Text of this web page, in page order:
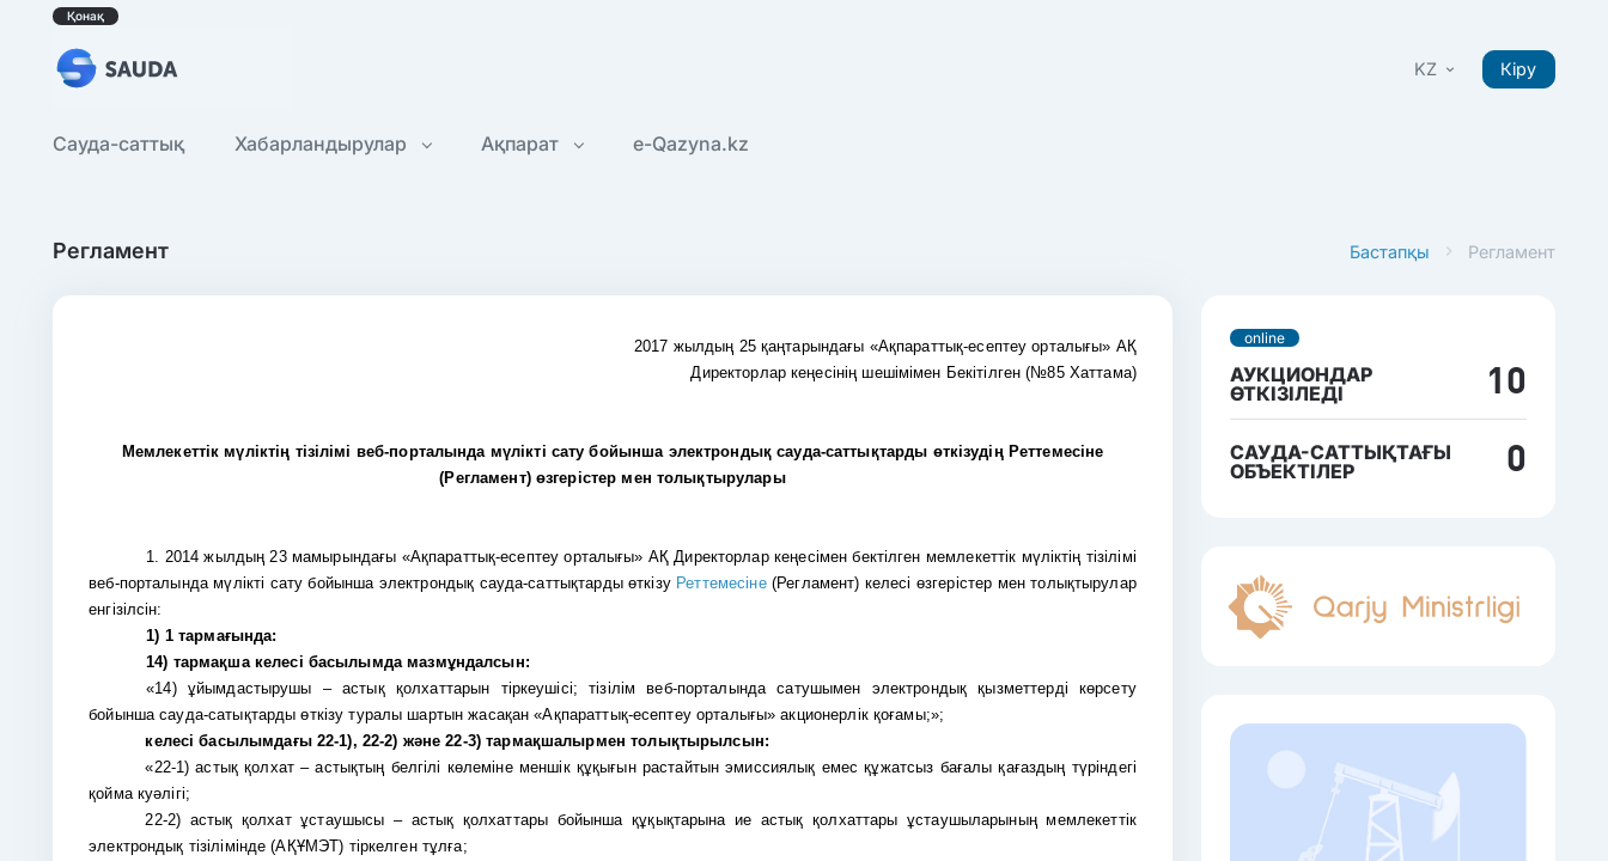
Қонақ
KZ Кіру
Сауда-саттық Хабарландырулар Ақпарат e-Qazyna.kz
Бастапқы Регламент
Регламент
2017 жылдың 25 қаңтарындағы «Ақпараттық-есептеу орталығы» АҚ
Директорлар кеңесінің шешімімен Бекітілген (№85 Хаттама)
Мемлекеттік мүліктің тізілімі веб-порталында мүлікті сату бойынша электрондық сауда-саттықтарды өткізудің Реттемесіне
(Регламент) өзгерістер мен толықтырулары
1. 2014 жылдың 23 мамырындағы «Ақпараттық-есептеу орталығы» АҚ Директорлар кеңесімен бектілген мемлекеттік мүліктің тізілімі
веб-порталында мүлікті сату бойынша электрондық сауда-саттықтарды өткізу Реттемесіне(Регламент) келесі өзгерістер мен толықтырулар
енгізілсін:
1) 1 тармағында:
14) тармақша келесі басылымда мазмұндалсын:
«14) ұйымдастырушы – астық қолхаттарын тіркеушісі; тізілім веб-порталында сатушымен электрондық қызметтерді көрсету
бойынша сауда-сатықтарды өткізу туралы шартын жасақан «Ақпараттық-есептеу орталығы» акционерлік қоғамы;»;
келесі басылымдағы 22-1), 22-2) және 22-3) тармақшалырмен толықтырылсын:
«22-1) астық қолхат – астықтың белгілі көлеміне меншік құқығын растайтын эмиссиялық емес құжатсыз бағалы қағаздың түріндегі
қойма куәлігі;
22-2) астық қолхат ұстаушысы – астық қолхаттары бойынша құқықтарына ие астық қолхаттары ұстаушыларының мемлекеттік
электрондық тізілімінде (АҚҰМЭТ) тіркелген тұлға;
online
АУКЦИОНДАР
ӨТКІЗІЛЕДІ
10
САУДА-САТТЫҚТАҒЫ
ОБЪЕКТІЛЕР
0